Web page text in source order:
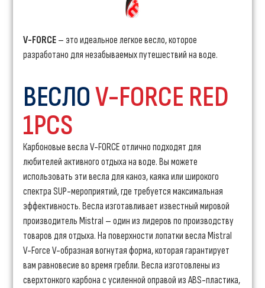
V-FORCE – это идеальное легкое весло, которое
разработано для незабываемых путешествий на воде.
ВЕСЛОV-FORCE RED
1PCS
Карбоновые весла V-FORCE отлично подходят для
любителей активного отдыха на воде. Вы можете
использовать эти весла для каноэ, каяка или широкого
спектра SUP-мероприятий, где требуется максимальная
эффективность. Весла изготавливает известный мировой
производитель Mistral – один из лидеров по производству
товаров для отдыха. На поверхности лопатки весла Mistral
V-Force V-образная вогнутая форма, которая гарантирует
вам равновесие во время гребли. Весла изготовлены из
сверхтонкого карбона с усиленной оправой из ABS-пластика,